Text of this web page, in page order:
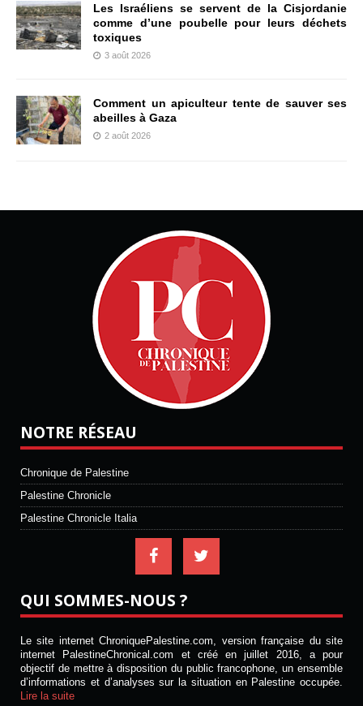
Les Israéliens se servent de la Cisjordanie
comme d’une poubelle pour leurs déchets
toxiques
3 août 2026
Comment un apiculteur tente de sauver ses
abeilles à Gaza
2 août 2026
NOTRE RÉSEAU
Chronique de Palestine
Palestine Chronicle
Palestine Chronicle Italia
QUI SOMMES-NOUS ?
Le site internet ChroniquePalestine.com, version française du site
internet PalestineChronical.com et créé en juillet 2016, a pour
objectif de mettre à disposition du public francophone, un ensemble
d’informations et d’analyses sur la situation en Palestine occupée.
Lire la suite